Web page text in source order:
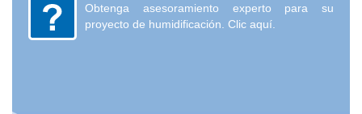
Obtenga asesoramiento experto para su
proyecto de humidificación. Clic aquí.